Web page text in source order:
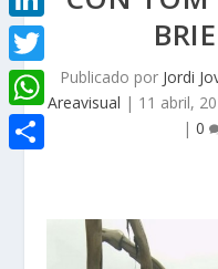
Publicado por Jordi
Areavisual | 11 abril,
| 0
a
c
e
b
L
i
n
k
T
w
i
W